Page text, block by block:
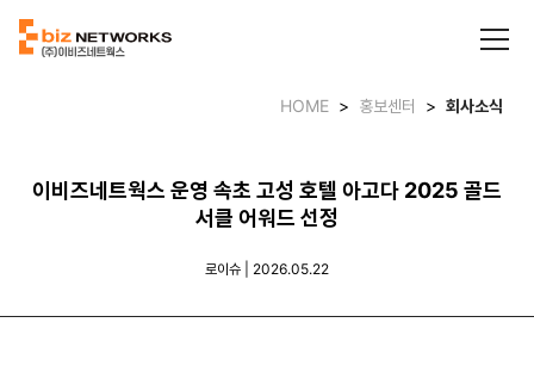
HOME > 홍보센터 > 회사소식
이비즈네트웍스 운영 속초 고성 호텔 아고다 2025 골드
서클 어워드 선정
로이슈 | 2026.05.22